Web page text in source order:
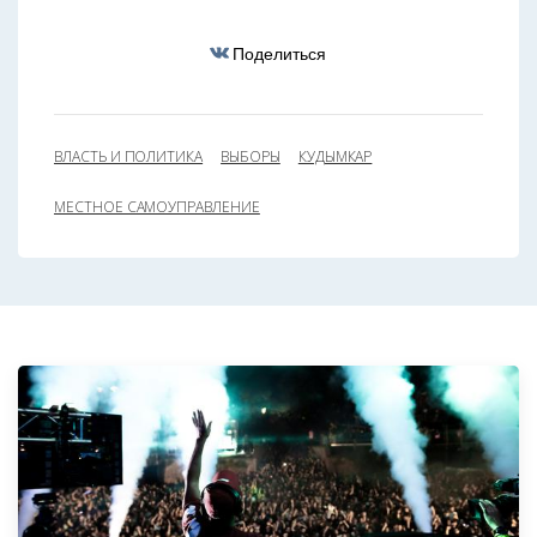
Поделиться
ВЛАСТЬ И ПОЛИТИКА ВЫБОРЫ КУДЫМКАР
МЕСТНОЕ САМОУПРАВЛЕНИЕ